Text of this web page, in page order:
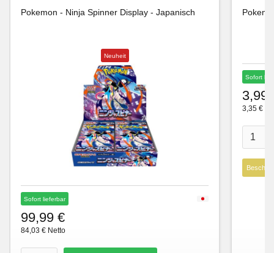
Pokemon - Ninja Spinner Display - Japanisch
Neuheit
Sofort lieferbar
99,99 €
84,03 € Netto
Sofort
3,99
3,35 €